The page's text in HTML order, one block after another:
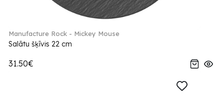
Manufacture Rock - Mickey Mouse
Salātu šķīvis 22 cm
31.50€